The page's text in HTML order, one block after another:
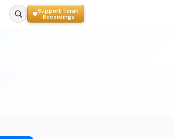
Support Torah
Recordings